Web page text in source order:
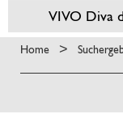
Home >